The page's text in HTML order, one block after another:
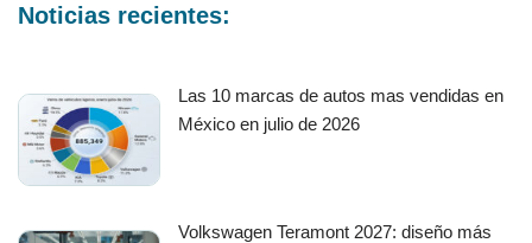
Noticias recientes:
Las 10 marcas de autos mas vendidas en
México en julio de 2026
Volkswagen Teramont 2027: diseño más